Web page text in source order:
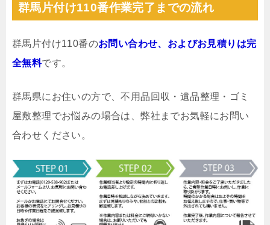
群馬片付け110番作業完了までの流れ
群馬片付け110番のお問い合わせ、およびお見積りは完
全無料です。
群馬県にお住いの方で、不用品回収・遺品整理・ゴミ
屋敷整理でお悩みの場合は、弊社までお気軽にお問い
合わせください。